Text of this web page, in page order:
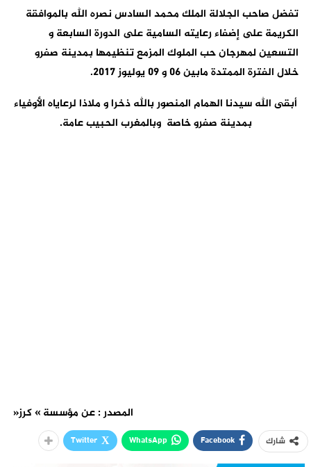
تفضل صاحب الجلالة الملك محمد السادس نصره الله بالموافقة
الكريمة على إضفاء رعايته السامية على الدورة السابعة و
التسعين لمهرجان حب الملوك المزمع تنظيمها بمدينة صفرو
خلال الفترة الممتدة مابين 06 و 09 يوليوز 2017.
أبقى الله سيدنا الهمام المنصور بالله ذخرا و ملاذا لرعاياه الأوفياء
بمدينة صفرو خاصة وبالمغرب الحبيب عامة.
المصدر : عن مؤسسة » كرز«
شارك Facebook
WhatsApp
Twitter